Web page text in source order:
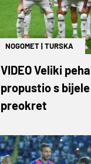
NOGOMET|TURSKA
VIDEO Veliki
propustio s
preokret